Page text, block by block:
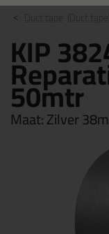
KIP
50mtr
Maat:Zilver